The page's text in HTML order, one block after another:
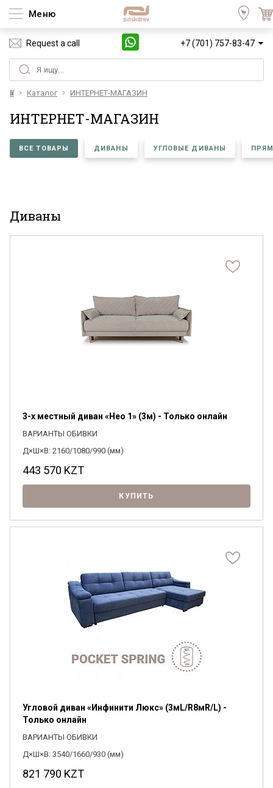
Меню
Request a call +7 (701) 757-83-47
Үй Каталог ИНТЕРНЕТ-МАГАЗИН
ИНТЕРНЕТ-МАГАЗИН
ВСЕ ТОВАРЫ ДИВАНЫ УГЛОВЫЕ ДИВАНЫ
Диваны
3-х местный диван «Нео 1» (3м) - Только онлайн
ВАРИАНТЫ ОБИВКИ
Д×Ш×В: 2160/1080/990 (мм)
443 570 KZT
КУПИТЬ
Угловой диван «Инфинити Люкс» (3мL/R8мR/L) -
Только онлайн
ВАРИАНТЫ ОБИВКИ
Д×Ш×В: 3540/1660/930 (мм)
821 790 KZT